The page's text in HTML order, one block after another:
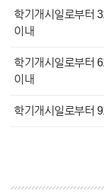
학기개시일로부터
이내
학기개시일로부터
이내
학기개시일로부터